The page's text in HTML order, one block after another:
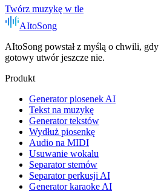
Twórz muzykę w tle
AItoSong
AItoSong powstał z myślą o chwili, gdy
gotowy utwór jeszcze nie.
Produkt
Generator piosenek AI
Tekst na muzykę
Generator tekstów
Wydłuż piosenkę
Audio na MIDI
Usuwanie wokalu
Separator stemów
Separator perkusji AI
Generator karaoke AI